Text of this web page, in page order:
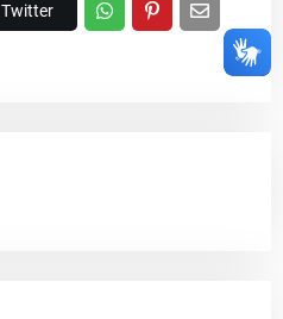
Twitter